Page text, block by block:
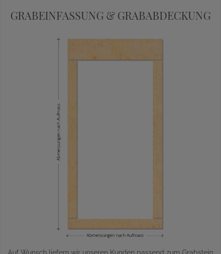
GRABEINFASSUNG & GRABABDECKUNG